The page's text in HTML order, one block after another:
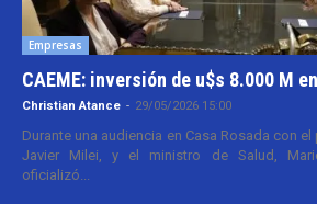
Empresas
CAEME: inversión de u$s 8.000 M
Christian Atance - 29/05/2026 15:00
Durante una audiencia en Casa Rosada con
Javier Milei, y el ministro de Salud,
oficializó...